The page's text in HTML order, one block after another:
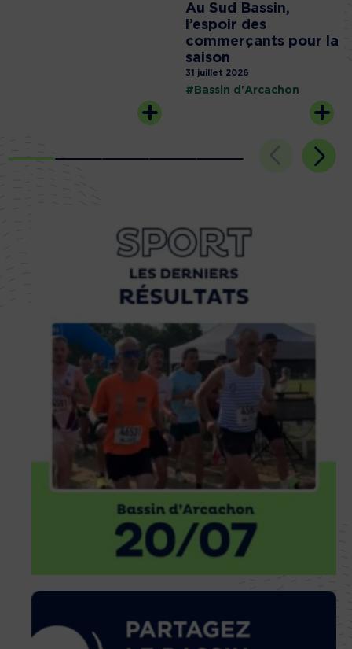
Au Sud Bassin,
l’espoir des
commerçants pour la
saison
31 juillet 2026
#Bassin d'Arcachon